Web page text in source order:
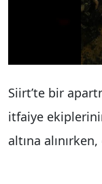
Siirt’te bir
itfaiye
altına